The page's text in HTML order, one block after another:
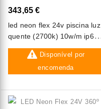
343,65 €
led neon flex 24v piscina luz
quente (2700k) 10w/m ip68
aron (10 metros)
Disponível por
encomenda